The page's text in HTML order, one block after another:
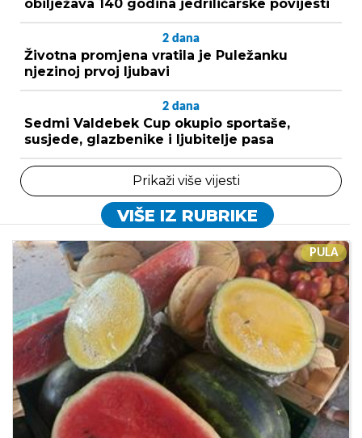
obilježava 140 godina jedriličarske povijesti
2 dana
Životna promjena vratila je Puležanku
njezinoj prvoj ljubavi
2 dana
Sedmi Valdebek Cup okupio sportaše,
susjede, glazbenike i ljubitelje pasa
Prikaži više vijesti
VIŠE IZ RUBRIKE
PULA